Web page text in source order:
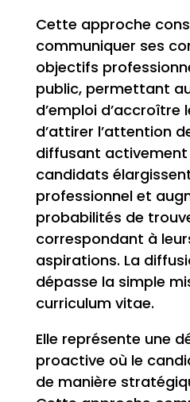
Cette approche
communiquer ses
objectifs
public, permettant
d’emploi d’accroître
d’attirer l’attention
diffusant activement
candidats
professionnel et
probabilités de
correspondant à
aspirations. La
dépasse la simple
curriculum vitae.
Elle représente une
proactive où le
de manière